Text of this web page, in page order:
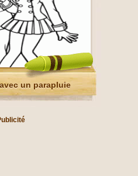
un parapluie